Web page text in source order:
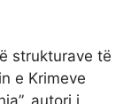
strukturave të
e Krimeve
autori i